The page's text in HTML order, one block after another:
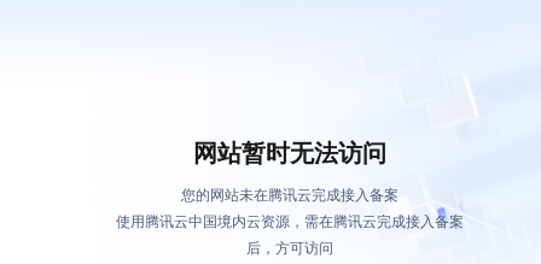
网站暂时无法访问
您的网站未在腾讯云完成接入备案
使用腾讯云中国境内云资源，需在腾讯云完成接入备案
后，方可访问